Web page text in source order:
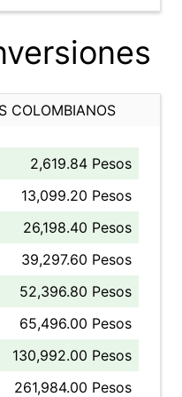
COLOMBIANOS
2,619.84 Pesos
13,099.20 Pesos
26,198.40 Pesos
39,297.60 Pesos
52,396.80 Pesos
65,496.00 Pesos
130,992.00 Pesos
261,984.00 Pesos